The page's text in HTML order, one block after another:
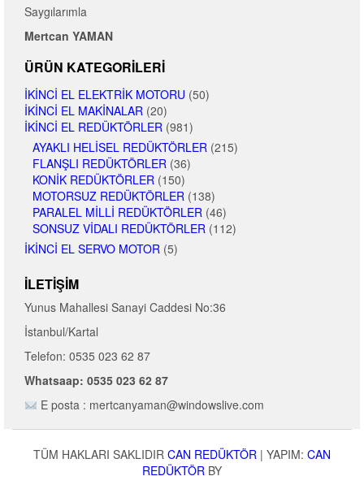
Saygılarımla
Mertcan YAMAN
ÜRÜN KATEGORILERI
İKINCI EL ELEKTRIK MOTORU (50)
İKINCI EL MAKINALAR (20)
İKINCI EL REDÜKTÖRLER (981)
AYAKLI HELISEL REDÜKTÖRLER (215)
FLANŞLI REDÜKTÖRLER (36)
KONIK REDÜKTÖRLER (150)
MOTORSUZ REDÜKTÖRLER (138)
PARALEL MILLI REDÜKTÖRLER (46)
SONSUZ VIDALI REDÜKTÖRLER (112)
İKINCI EL SERVO MOTOR (5)
İLETIŞIM
Yunus Mahallesi Sanayi Caddesi No:36
İstanbul/Kartal
Telefon: 0535 023 62 87
Whatsaap: 0535 023 62 87
E posta : mertcanyaman@windowslive.com
TÜM HAKLARI SAKLIDIR CAN REDÜKTÖR | YAPIM: CAN
REDÜKTÖR BY